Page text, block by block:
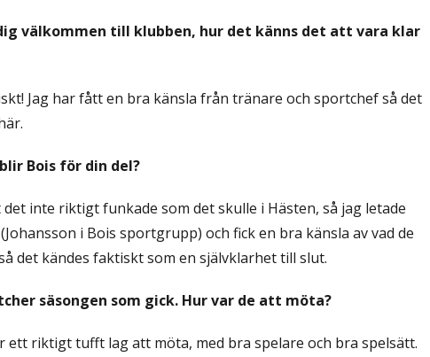
välkommen till klubben, hur det känns det att vara klar
Jag har fått en bra känsla från tränare och sportchef så det
Bois för din del?
inte riktigt funkade som det skulle i Hästen, så jag letade
i Bois sportgrupp) och fick en bra känsla av vad de
det kändes faktiskt som en självklarhet till slut.
säsongen som gick. Hur var de att möta?
ett riktigt tufft lag att möta, med bra spelare och bra spelsätt.